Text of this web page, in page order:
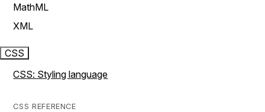
MathML
XML
CSS
CSS: Styling language
CSS REFERENCE